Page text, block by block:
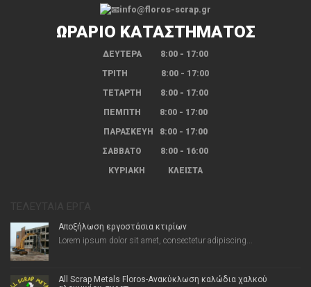
info@floros-scrap.gr
ΩΡΑΡΙΟ ΚΑΤΑΣΤΗΜΑΤΟΣ
ΔΕΥΤΕΡΑ 8:00 - 17:00
ΤΡΙΤΗ 8:00 - 17:00
ΤΕΤΑΡΤΗ 8:00 - 17:00
ΠΕΜΠΤΗ 8:00 - 17:00
ΠΑΡΑΣΚΕΥΗ 8:00 - 17:00
ΣΑΒΒΑΤΟ 8:00 - 16:00
ΚΥΡΙΑΚΗ ΚΛΕΙΣΤΑ
Αποξήλωση εργοστάσια κτιρίων
Lorem ipsum dolor sit amet, consectetur adipiscing...
All Scrap Metals Floros-Ανακύκλωση καλώδια χαλκού